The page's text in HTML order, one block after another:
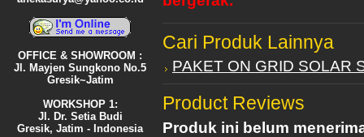
OFFICE & SHOWROOM :
Jl. Mayjen Sungkono No.5
Gresik~Jatim
WORKSHOP 1:
Jl. Dr. Setia Budi
Gresik, Jatim - Indonesia
Cari Produk Lainnya
PAKET ON GRID SOLAR
Product Reviews
Produk ini belum